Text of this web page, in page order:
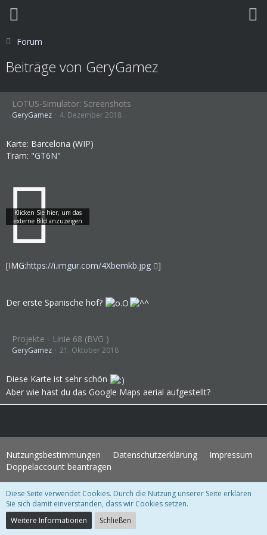
Forum
Beiträge von GeryGamez
LOTUS-Simulator: Screenshots
GeryGamez 4. Dezember 2018
Karte: Barcelona (WIP)
Tram: "GT6N"
[IMG:https://i.imgur.com/4Xbemkb.jpg ]
Der erste Spanische hof?
Projekte - Linie 68 (BVG )
GeryGamez 21. Oktober 2018
Diese Karte ist sehr schön
Aber wie hast du das Google Maps aerial aufgestellt?
Nutzungsbestimmungen Datenschutzerklärung
Impressum
Doppelaccount beantragen
WoltLab Suite Forum - Themenvorlage 3.1.2 © 2004-2018
Community-Software:
Diese Seite verwendet Cookies. Durch die Nutzung unserer Seite erklären
Sie sich damit einverstanden, dass wir Cookies setzen.
Weitere Informationen
Schließen